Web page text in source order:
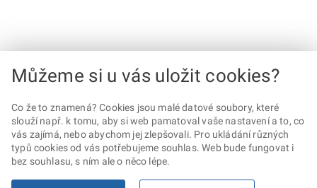
Můžeme si u vás uložit cookies?
Co že to znamená? Cookies jsou malé datové soubory, které
slouží např. k tomu, aby si web pamatoval vaše nastavení a to, co
vás zajímá, nebo abychom jej zlepšovali. Pro ukládání různých
typů cookies od vás potřebujeme souhlas. Web bude fungovat i
bez souhlasu, s ním ale o něco lépe.